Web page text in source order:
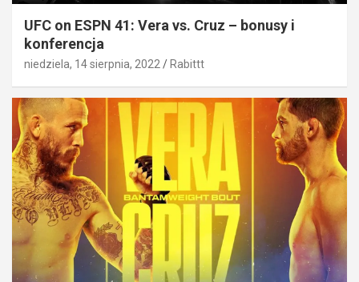
UFC on ESPN 41: Vera vs. Cruz – bonusy i
konferencja
niedziela, 14 sierpnia, 2022 Rabittt